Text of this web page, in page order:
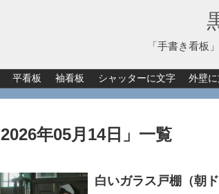
「手書き看板
平看板 袖看板 シャッターに文字 外壁
2026年05月14日 」 一覧
白いガラス戸棚（朝